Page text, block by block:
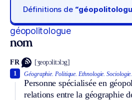
Définitions de
géopolitologue
nom
FR [ʒeopɔlitɔlɔg]
Géographie. Politique. Ethnologie. Sociologie.
Personne spécialisée en
relations entre la géographie
1